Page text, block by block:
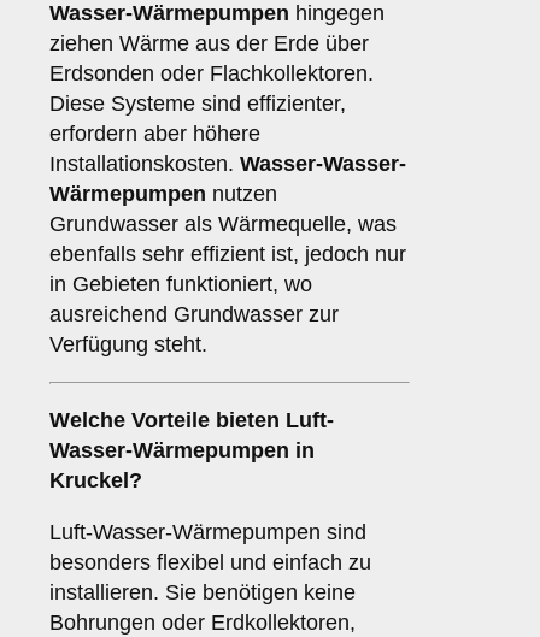
Wasser-Wärmepumpen hingegen
ziehen Wärme aus der Erde über
Erdsonden oder Flachkollektoren.
Diese Systeme sind effizienter,
erfordern aber höhere
Installationskosten. Wasser-Wasser-
Wärmepumpen nutzen
Grundwasser als Wärmequelle, was
ebenfalls sehr effizient ist, jedoch nur
in Gebieten funktioniert, wo
ausreichend Grundwasser zur
Verfügung steht.
Welche Vorteile bieten Luft-
Wasser-Wärmepumpen in
Kruckel?
Luft-Wasser-Wärmepumpen sind
besonders flexibel und einfach zu
installieren. Sie benötigen keine
Bohrungen oder Erdkollektoren,